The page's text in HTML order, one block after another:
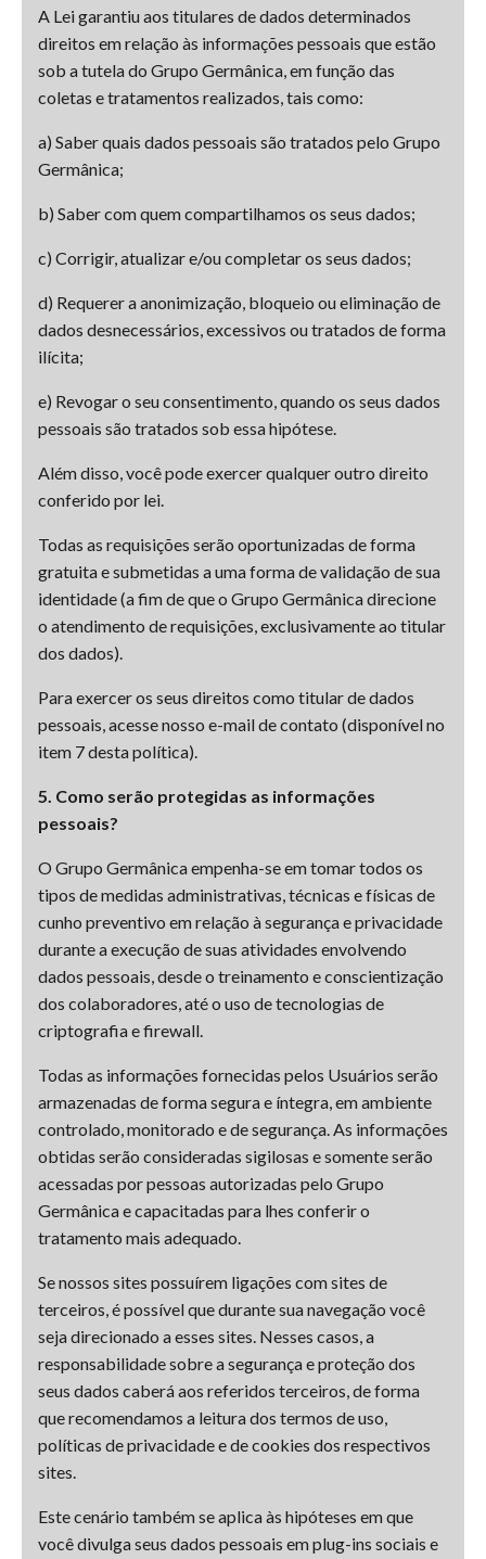
A Lei garantiu aos titulares de dados determinados
direitos em relação às informações pessoais que estão
sob a tutela do Grupo Germânica, em função das
coletas e tratamentos realizados, tais como:
a) Saber quais dados pessoais são tratados pelo Grupo
Germânica;
b) Saber com quem compartilhamos os seus dados;
c) Corrigir, atualizar e/ou completar os seus dados;
d) Requerer a anonimização, bloqueio ou eliminação de
dados desnecessários, excessivos ou tratados de forma
ilícita;
e) Revogar o seu consentimento, quando os seus dados
pessoais são tratados sob essa hipótese.
Além disso, você pode exercer qualquer outro direito
conferido por lei.
Todas as requisições serão oportunizadas de forma
gratuita e submetidas a uma forma de validação de sua
identidade (a fim de que o Grupo Germânica direcione
o atendimento de requisições, exclusivamente ao titular
dos dados).
Para exercer os seus direitos como titular de dados
pessoais, acesse nosso e-mail de contato (disponível no
item 7 desta política).
5. Como serão protegidas as informações
pessoais?
O Grupo Germânica empenha-se em tomar todos os
tipos de medidas administrativas, técnicas e físicas de
cunho preventivo em relação à segurança e privacidade
durante a execução de suas atividades envolvendo
dados pessoais, desde o treinamento e conscientização
dos colaboradores, até o uso de tecnologias de
criptografia e firewall.
Todas as informações fornecidas pelos Usuários serão
armazenadas de forma segura e íntegra, em ambiente
controlado, monitorado e de segurança. As informações
obtidas serão consideradas sigilosas e somente serão
acessadas por pessoas autorizadas pelo Grupo
Germânica e capacitadas para lhes conferir o
tratamento mais adequado.
Se nossos sites possuírem ligações com sites de
terceiros, é possível que durante sua navegação você
seja direcionado a esses sites. Nesses casos, a
responsabilidade sobre a segurança e proteção dos
seus dados caberá aos referidos terceiros, de forma
que recomendamos a leitura dos termos de uso,
políticas de privacidade e de cookies dos respectivos
sites.
Este cenário também se aplica às hipóteses em que
você divulga seus dados pessoais em plug-ins sociais e